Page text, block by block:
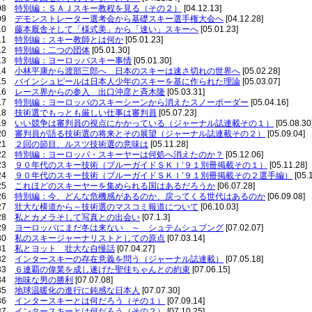
特別編：ＳＡＪスキー教程を見る（その２）
[04.12.13]
デモンストレーター選考会から基礎スキー選手権大会へ [04.12.28]
藤本厩舎そして「様式美」から「速い」スキーへ [05.01.23]
特別編：スキー教師とは何か [05.01.23]
特別編：二つの団体 [05.01.30]
特別編：ヨーロッパスキー事情 [05.01.30]
小林平康から渡部三郎へ 日本のスキーは速さ切れの世界へ [05.02.28]
バインシュピールは日本人少年のスキーを基に作られた理論 [05.03.07]
レース界からの参入 出口沖彦と斉木隆 [05.03.31]
特別編：ヨーロッパのスキーシーンから消えたスノーボーダー [05.04.16]
技術選でもっとも厳しい仕事は審判員 [05.07.23]
いい競争は審判員の視点にかかっている（ジャーナル誌連載その１）
[05.08.30]
審判員が語る技術選の将来とその展望（ジャーナル誌連載その２）
[05.09.04]
２回の節目、ルスツ技術選の意味は [05.11.28]
特別編：ヨーロッパ・スキーヤーは何処へ消えたのか？ [05.12.06]
９０年代のスキー技術（ブルーガイドＳＫＩ’９１別冊掲載その１）
[05.11.28]
９０年代のスキー技術（ブルーガイドＳＫＩ’９１別冊掲載その２選手編）
これほどのスキーヤーを集められる国はあるだろうか [06.07.28]
特別編：今、どんな危機感があるのか、戻ってくる世代はあるのか [06.09.08]
壮大な横道から～技術選のマスコミ報道について [06.10.03]
私とカメラそして写真との出会い [07.1.3]
ヨーロッパにまだ冬は来ない ～ シュテムシュブング [07.02.07]
私のスキージャーナリストとしての原点 [07.03.14]
私とヨット 壮大な自慢話 [07.04.27]
インタースキーの存在意義を問う（ジャーナル誌連載）
[07.05.18]
６連覇の偉業を成し遂げた聖佳ちゃんとの約束 [07.06.15]
地味な男の勝利 [07.07.08]
地球温暖化の進行に鈍感な日本人 [07.07.30]
インタースキーとは何だろう（その１）
[07.09.14]